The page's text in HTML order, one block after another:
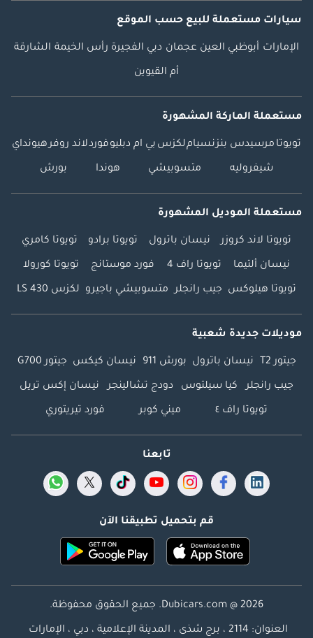
سيارات مستعملة للبيع حسب الموقع
الإمارات أبوظبي العين عجمان دبي الفجيرة رأس الخيمة الشارقة
أم القيوين
مستعملة الماركة المشهورة
تويوتا مرسيدس بنزنسياملكزس بي ام دبليوفوردلاند روفرهيونداي
شيفروليه متسوبيشي هوندا بورش
مستعملة الموديل المشهورة
تويوتا لاند كروزر نيسان باترول تويوتا برادو تويوتا كامري
نيسان ألتيما تويوتا راف 4 فورد موستانج تويوتا كورولا
تويوتا هيلوكس جيب رانجلر متسوبيشي باجيرو لكزس LS 430
موديلات جديدة شعبية
جيتور T2 نيسان باترول بورش 911 نيسان كيكس جيتور G700
جيب رانجلر كيا سيلتوس دودج تشالينجر نيسان إكس تريل
تويوتا راف ٤ ميني كوبر فورد تيريتوري
تابعنا
قم بتحميل تطبيقنا الآن
Dubicars.com @ 2026. جميع الحقوق محفوظة.
العنوان: 2114 ، برج شذى ، المدينة الإعلامية ، دبي ، الإمارات